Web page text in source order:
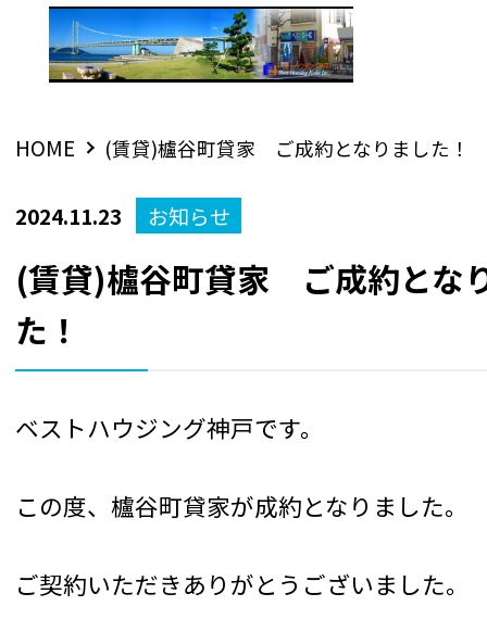
HOME (賃貸)櫨谷町貸家 ご成約となりました！
2024.11.23 お知らせ
(賃貸)櫨谷町貸家 ご成約とな
た！
ベストハウジング神戸です。
この度、櫨谷町貸家が成約となりました。
ご契約いただきありがとうございました。